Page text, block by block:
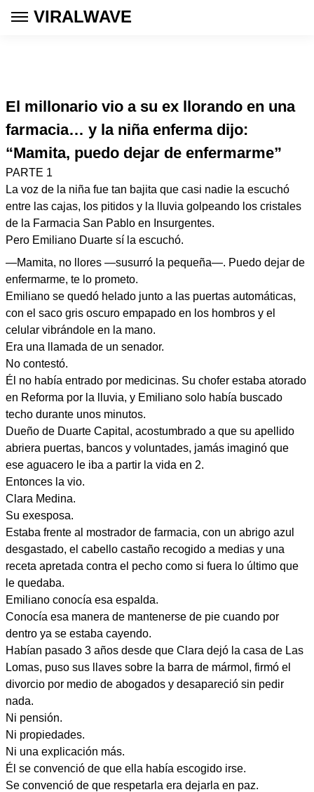
VIRALWAVE
El millonario vio a su ex llorando en una
farmacia… y la niña enferma dijo:
“Mamita, puedo dejar de enfermarme”
PARTE 1
La voz de la niña fue tan bajita que casi nadie la escuchó
entre las cajas, los pitidos y la lluvia golpeando los cristales
de la Farmacia San Pablo en Insurgentes.
Pero Emiliano Duarte sí la escuchó.
—Mamita, no llores —susurró la pequeña—. Puedo dejar de
enfermarme, te lo prometo.
Emiliano se quedó helado junto a las puertas automáticas,
con el saco gris oscuro empapado en los hombros y el
celular vibrándole en la mano.
Era una llamada de un senador.
No contestó.
Él no había entrado por medicinas. Su chofer estaba atorado
en Reforma por la lluvia, y Emiliano solo había buscado
techo durante unos minutos.
Dueño de Duarte Capital, acostumbrado a que su apellido
abriera puertas, bancos y voluntades, jamás imaginó que
ese aguacero le iba a partir la vida en 2.
Entonces la vio.
Clara Medina.
Su exesposa.
Estaba frente al mostrador de farmacia, con un abrigo azul
desgastado, el cabello castaño recogido a medias y una
receta apretada contra el pecho como si fuera lo último que
le quedaba.
Emiliano conocía esa espalda.
Conocía esa manera de mantenerse de pie cuando por
dentro ya se estaba cayendo.
Habían pasado 3 años desde que Clara dejó la casa de Las
Lomas, puso sus llaves sobre la barra de mármol, firmó el
divorcio por medio de abogados y desapareció sin pedir
nada.
Ni pensión.
Ni propiedades.
Ni una explicación más.
Él se convenció de que ella había escogido irse.
Se convenció de que respetarla era dejarla en paz.